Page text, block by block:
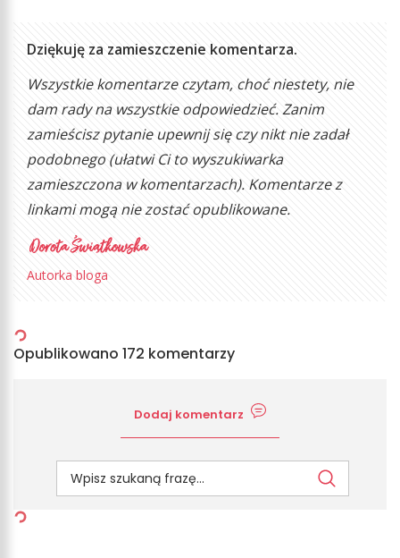
Dziękuję za zamieszczenie komentarza.
Wszystkie komentarze czytam, choć niestety, nie
dam rady na wszystkie odpowiedzieć. Zanim
zamieścisz pytanie upewnij się czy nikt nie zadał
podobnego (ułatwi Ci to wyszukiwarka
zamieszczona w komentarzach). Komentarze z
linkami mogą nie zostać opublikowane.
Autorka bloga
Opublikowano 172 komentarzy
Dodaj komentarz